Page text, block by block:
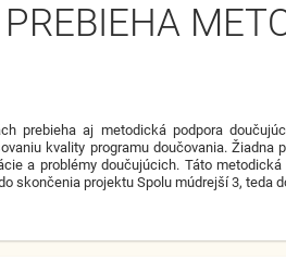
prebieha aj metodická podpora
kvality programu doučovania. Žiadna
a problémy doučujúcich. Táto
skončenia projektu Spolu múdrejší 3, teda